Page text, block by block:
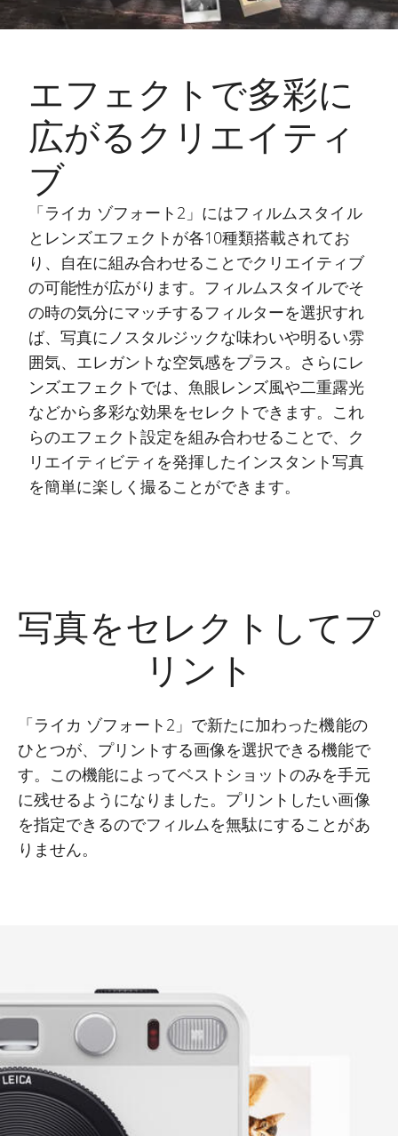
エフェクトで多彩に
広がるクリエイティ
ブ
「ライカ ゾフォート2」にはフィルムスタイル
とレンズエフェクトが各10種類搭載されてお
り、自在に組み合わせることでクリエイティブ
の可能性が広がります。フィルムスタイルでそ
の時の気分にマッチするフィルターを選択すれ
ば、写真にノスタルジックな味わいや明るい雰
囲気、エレガントな空気感をプラス。さらにレ
ンズエフェクトでは、魚眼レンズ風や二重露光
などから多彩な効果をセレクトできます。これ
らのエフェクト設定を組み合わせることで、ク
リエイティビティを発揮したインスタント写真
を簡単に楽しく撮ることができます。
写真をセレクトしてプ
リント
「ライカ ゾフォート2」で新たに加わった機能の
ひとつが、プリントする画像を選択できる機能で
す。この機能によってベストショットのみを手元
に残せるようになりました。プリントしたい画像
を指定できるのでフィルムを無駄にすることがあ
りません。